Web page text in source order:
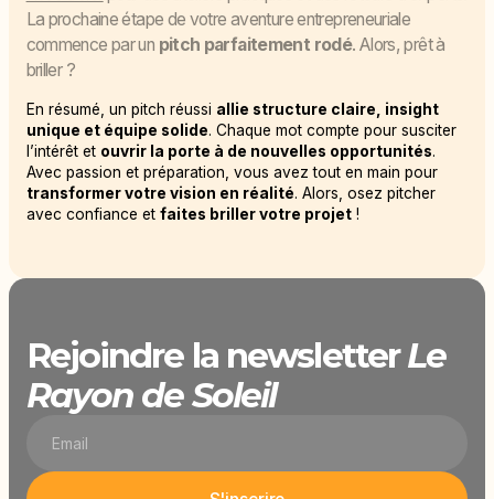
La prochaine étape de votre aventure entrepreneuriale
commence par un pitch parfaitement rodé. Alors, prêt à
briller ?
En résumé, un pitch réussi allie structure claire, insight
unique et équipe solide. Chaque mot compte pour susciter
l’intérêt et ouvrir la porte à de nouvelles opportunités.
Avec passion et préparation, vous avez tout en main pour
transformer votre vision en réalité. Alors, osez pitcher
avec confiance et faites briller votre projet!
Rejoindre la newsletterLe
Rayon de Soleil